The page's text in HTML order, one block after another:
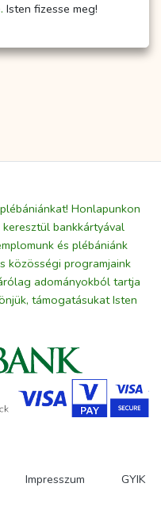
Isten fizesse meg!
Honlapunkon
bankkártyával
és plébániánk
közösségi programjaink
adományokból tartja
támogatásukat Isten
Impresszum GYIK